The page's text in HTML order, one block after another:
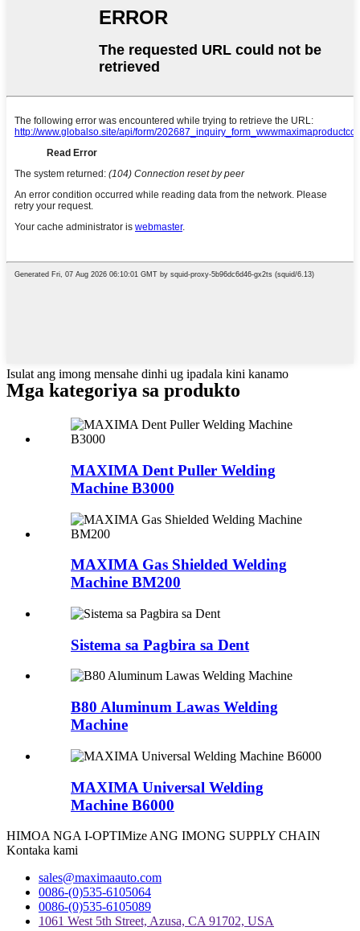
Isulat ang imong mensahe dinhi ug ipadala kini kanamo
Mga kategoriya sa produkto
MAXIMA Dent Puller Welding
Machine B3000
MAXIMA Gas Shielded Welding
Machine BM200
Sistema sa Pagbira sa Dent
B80 Aluminum Lawas Welding
Machine
MAXIMA Universal Welding
Machine B6000
HIMOA NGA I-OPTIMize ANG IMONG SUPPLY CHAIN
Kontaka kami
sales@maximaauto.com
0086-(0)535-6105064
0086-(0)535-6105089
1061 West 5th Street, Azusa, CA 91702, USA